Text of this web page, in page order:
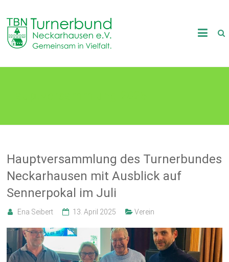
content
TB
Neckarhausen
in
Hauptversammlung des Turnerbundes
Neckarhausen mit Ausblick auf
Sennerpokal im Juli
Ena Seibert 13. April 2025 Verein